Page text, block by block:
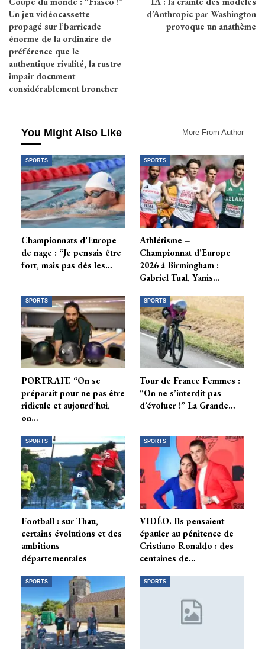
Un jeu vidéocassette
propagé sur l’barricade
énorme de la ordinaire de
préférence que le
authentique rivalité, la rustre
impair document
considérablement broncher
d’Anthropic par Washington
provoque un anathème
You Might Also Like More From Author
SPORTS
Championnats d’Europe
de nage : “Je pensais être
fort, mais pas dès les…
SPORTS
Athlétisme –
Championnat d’Europe
2026 à Birmingham :
Gabriel Tual, Yanis…
SPORTS
PORTRAIT. “On se
préparait pour ne pas être
ridicule et aujourd’hui,
on…
SPORTS
Tour de France Femmes :
“On ne s’interdit pas
d’évoluer !” La Grande…
SPORTS
Football : sur Thau,
certains évolutions et des
ambitions
départementales
SPORTS
VIDÉO. Ils pensaient
épauler au pénitence de
Cristiano Ronaldo : des
centaines de…
SPORTS SPORTS